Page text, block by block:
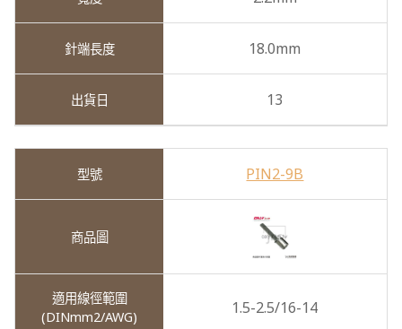
18.0mm
13
PIN2-9B
1.5-2.5/16-14